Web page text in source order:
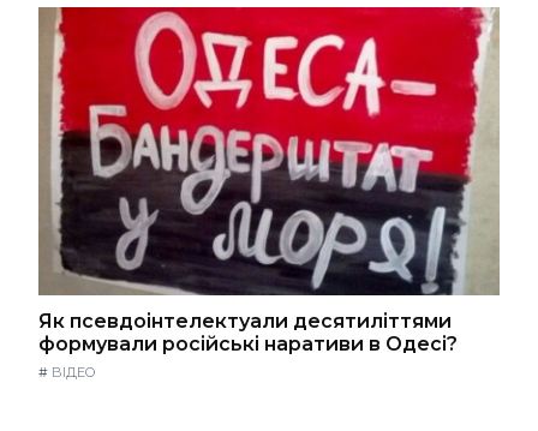
Як псевдоінтелектуали десятиліттями
формували російські наративи в Одесі?
# ВІДЕО